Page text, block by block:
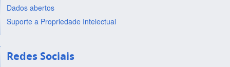
Dados abertos
Suporte a Propriedade Intelectual
Redes Sociais